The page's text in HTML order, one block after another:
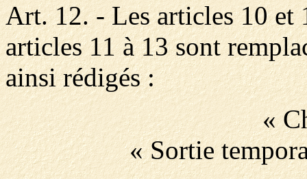
Art. 12. - Les articles 10
articles 11 à 13 sont
ainsi rédigés :
«
« Sortie